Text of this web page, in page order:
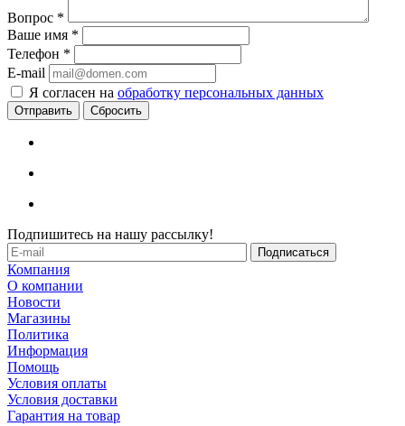
Вопрос *
Ваше имя *
Телефон *
E-mail
Я согласен на обработку персональных данных
Сбросить
Подпишитесь на нашу рассылку!
Компания
О компании
Новости
Магазины
Политика
Информация
Помощь
Условия оплаты
Условия доставки
Гарантия на товар